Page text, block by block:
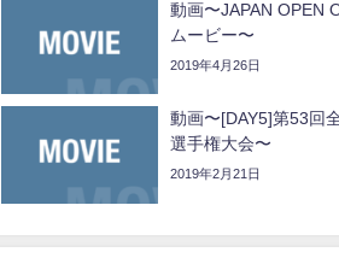
動画〜JAPAN OPEN
ムービー〜
2019年4月26日
動画〜[DAY5]第53回
選手権大会〜
2019年2月21日